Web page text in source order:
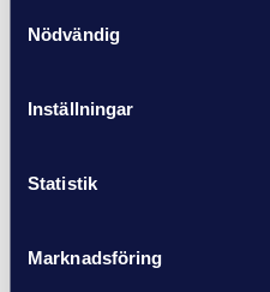
Nödvändig
Inställningar
Statistik
Marknadsföring